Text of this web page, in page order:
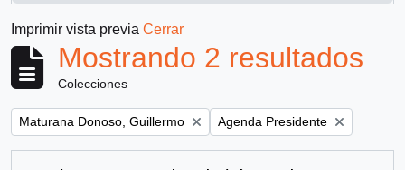
Imprimir vista previa Cerrar
Mostrando 2 resultados
Colecciones
Remove filter:
Maturana Donoso, Guillermo Remove filter:
Agenda Presidente